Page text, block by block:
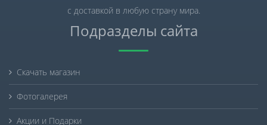
с доставкой в любую страну мира.
Подразделы сайта
Скачать магазин
Фотогалерея
Акции и Подарки